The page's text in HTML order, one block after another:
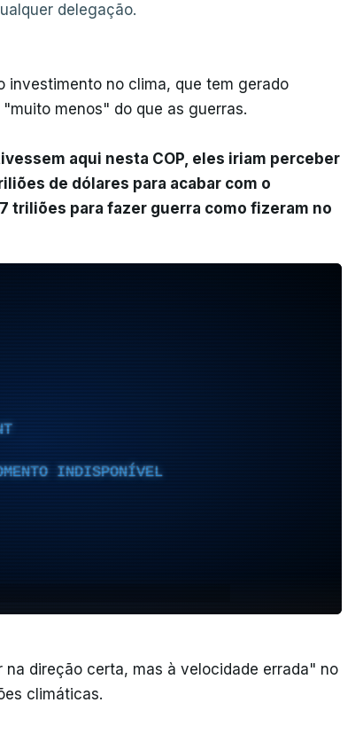
delegação.
investimento no clima, que tem gerado
menos" do que as guerras.
aqui nesta COP, eles iriam perceber
de dólares para acabar com o
triliões para fazer guerra como fizeram no
INDISPONÍVEL
direção certa, mas à velocidade errada" no
climáticas.